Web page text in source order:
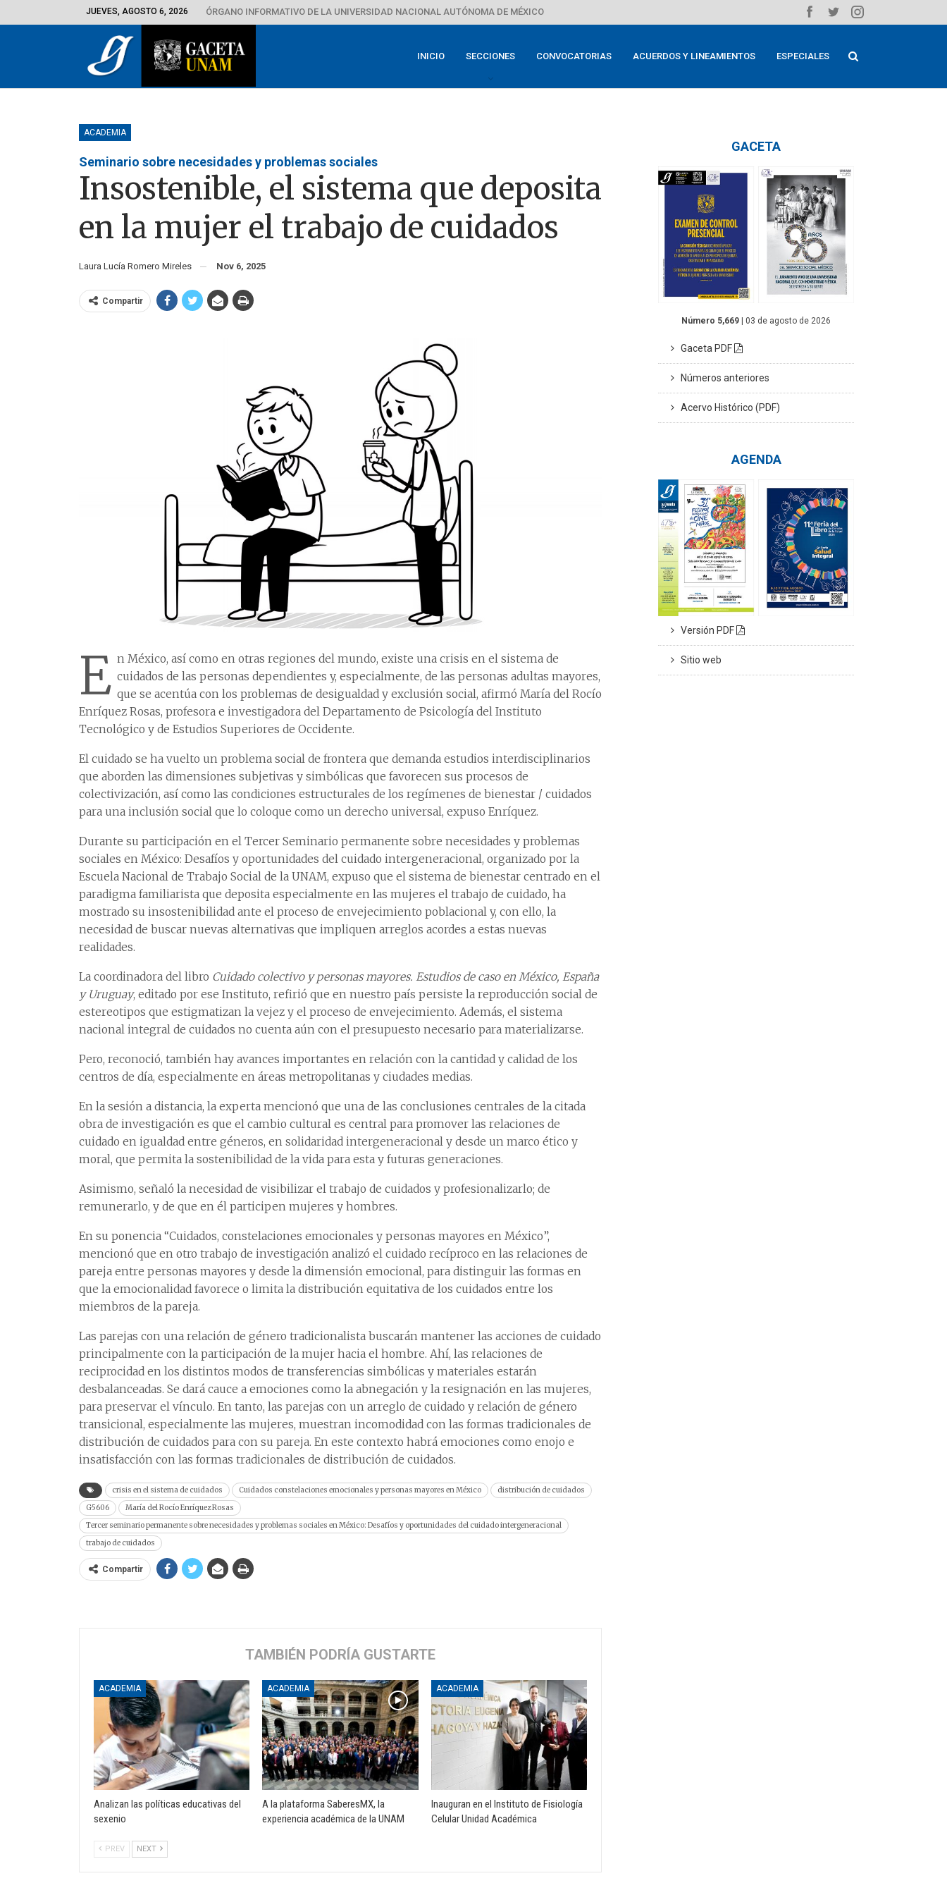
JUEVES, AGOSTO 6, 2026 ÓRGANO INFORMATIVO DE LA UNIVERSIDAD NACIONAL AUTÓNOMA DE MÉXICO
INICIO SECCIONES CONVOCATORIAS ACUERDOS Y LINEAMIENTOS ESPECIALES
ACADEMIA
Seminario sobre necesidades y problemas sociales
Insostenible, el sistema que deposita
en la mujer el trabajo de cuidados
Laura Lucía Romero Mireles Nov 6, 2025
Compartir
E n México, así como en otras regiones del mundo, existe una crisis en el sistema de
cuidados de las personas dependientes y, especialmente, de las personas adultas mayores,
que se acentúa con los problemas de desigualdad y exclusión social, afirmó María del Rocío
Enríquez Rosas, profesora e investigadora del Departamento de Psicología del Instituto
Tecnológico y de Estudios Superiores de Occidente.
El cuidado se ha vuelto un problema social de frontera que demanda estudios interdisciplinarios
que aborden las dimensiones subjetivas y simbólicas que favorecen sus procesos de
colectivización, así como las condiciones estructurales de los regímenes de bienestar / cuidados
para una inclusión social que lo coloque como un derecho universal, expuso Enríquez.
Durante su participación en el Tercer Seminario permanente sobre necesidades y problemas
sociales en México: Desafíos y oportunidades del cuidado intergeneracional, organizado por la
Escuela Nacional de Trabajo Social de la UNAM, expuso que el sistema de bienestar centrado en el
paradigma familiarista que deposita especialmente en las mujeres el trabajo de cuidado, ha
mostrado su insostenibilidad ante el proceso de envejecimiento poblacional y, con ello, la
necesidad de buscar nuevas alternativas que impliquen arreglos acordes a estas nuevas
realidades.
La coordinadora del libro Cuidado colectivo y personas mayores. Estudios de caso en México, España
y Uruguay, editado por ese Instituto, refirió que en nuestro país persiste la reproducción social de
estereotipos que estigmatizan la vejez y el proceso de envejecimiento. Además, el sistema
nacional integral de cuidados no cuenta aún con el presupuesto necesario para materializarse.
Pero, reconoció, también hay avances importantes en relación con la cantidad y calidad de los
centros de día, especialmente en áreas metropolitanas y ciudades medias.
En la sesión a distancia, la experta mencionó que una de las conclusiones centrales de la citada
obra de investigación es que el cambio cultural es central para promover las relaciones de
cuidado en igualdad entre géneros, en solidaridad intergeneracional y desde un marco ético y
moral, que permita la sostenibilidad de la vida para esta y futuras generaciones.
Asimismo, señaló la necesidad de visibilizar el trabajo de cuidados y profesionalizarlo; de
remunerarlo, y de que en él participen mujeres y hombres.
En su ponencia “Cuidados, constelaciones emocionales y personas mayores en México”,
mencionó que en otro trabajo de investigación analizó el cuidado recíproco en las relaciones de
pareja entre personas mayores y desde la dimensión emocional, para distinguir las formas en
que la emocionalidad favorece o limita la distribución equitativa de los cuidados entre los
miembros de la pareja.
Las parejas con una relación de género tradicionalista buscarán mantener las acciones de cuidado
principalmente con la participación de la mujer hacia el hombre. Ahí, las relaciones de
reciprocidad en los distintos modos de transferencias simbólicas y materiales estarán
desbalanceadas. Se dará cauce a emociones como la abnegación y la resignación en las mujeres,
para preservar el vínculo. En tanto, las parejas con un arreglo de cuidado y relación de género
transicional, especialmente las mujeres, muestran incomodidad con las formas tradicionales de
distribución de cuidados para con su pareja. En este contexto habrá emociones como enojo e
insatisfacción con las formas tradicionales de distribución de cuidados.
crisis en el sistema de cuidados Cuidados constelaciones emocionales y personas mayores en México
distribución de cuidados
G5606
María del Rocío Enríquez Rosas
Tercer seminario permanente sobre necesidades y problemas sociales en México: Desafíos y oportunidades del cuidado intergeneracional
trabajo de cuidados
Compartir
TAMBIÉN PODRÍA GUSTARTE
ACADEMIA
Analizan las políticas educativas del
sexenio
ACADEMIA
A la plataforma SaberesMX, la
experiencia académica de la UNAM
ACADEMIA
Inauguran en el Instituto de Fisiología
Celular Unidad Académica
PREV NEXT
GACETA
Número 5,669 | 03 de agosto de 2026
Gaceta PDF
Números anteriores
Acervo Histórico (PDF)
AGENDA
Versión PDF
Sitio web